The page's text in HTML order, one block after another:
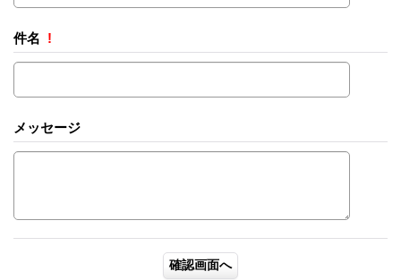
件名 !
メッセージ